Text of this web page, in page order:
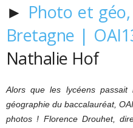
► Photo et
Bretagne |
Nathalie Hof
Alors que les lycéens passait
géographie du baccalauréat,
photos ! Florence Drouhet,